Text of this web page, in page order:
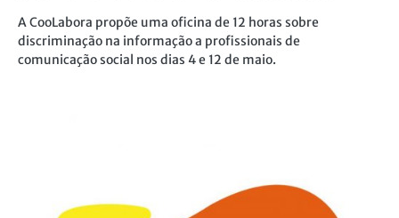
A CooLabora propõe uma oficina de 12 horas sobre
discriminação na informação a profissionais de
comunicação social nos dias 4 e 12 de maio.